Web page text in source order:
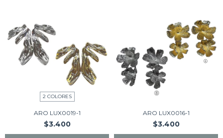
2 COLORES
ARO LUX0019-1
$3.400
ARO LUX0016-1
$3.400